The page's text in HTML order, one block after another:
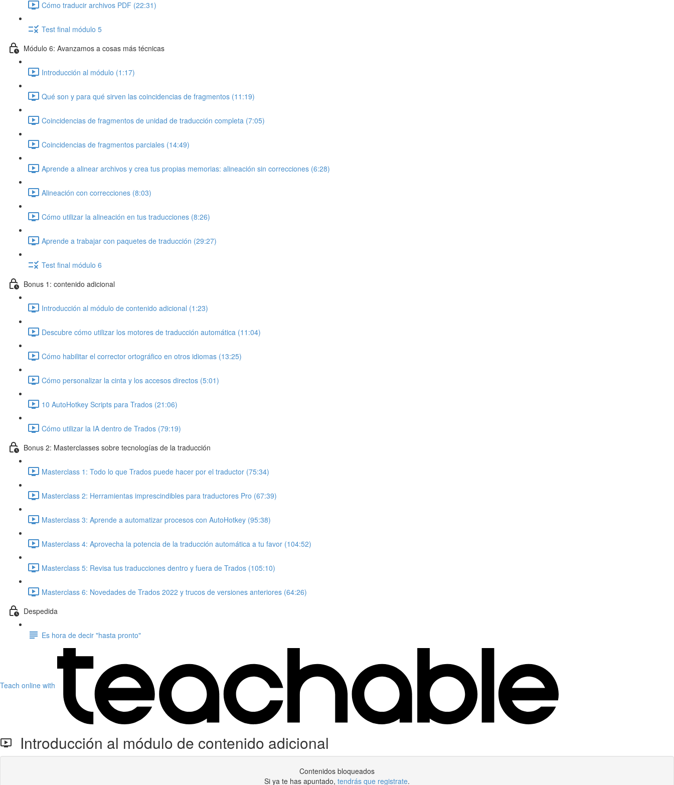
Cómo traducir archivos PDF (22:31)
Test final módulo 5
Módulo 6: Avanzamos a cosas más técnicas
Introducción al módulo (1:17)
Qué son y para qué sirven las coincidencias de fragmentos (11:19)
Coincidencias de fragmentos de unidad de traducción completa (7:05)
Coincidencias de fragmentos parciales (14:49)
Aprende a alinear archivos y crea tus propias memorias: alineación sin correcciones (6:28)
Alineación con correcciones (8:03)
Cómo utilizar la alineación en tus traducciones (8:26)
Aprende a trabajar con paquetes de traducción (29:27)
Test final módulo 6
Bonus 1: contenido adicional
Introducción al módulo de contenido adicional (1:23)
Descubre cómo utilizar los motores de traducción automática (11:04)
Cómo habilitar el corrector ortográfico en otros idiomas (13:25)
Cómo personalizar la cinta y los accesos directos (5:01)
10 AutoHotkey Scripts para Trados (21:06)
Cómo utilizar la IA dentro de Trados (79:19)
Bonus 2: Masterclasses sobre tecnologías de la traducción
Masterclass 1: Todo lo que Trados puede hacer por el traductor (75:34)
Masterclass 2: Herramientas imprescindibles para traductores Pro (67:39)
Masterclass 3: Aprende a automatizar procesos con AutoHotkey (95:38)
Masterclass 4: Aprovecha la potencia de la traducción automática a tu favor (104:52)
Masterclass 5: Revisa tus traducciones dentro y fuera de Trados (105:10)
Masterclass 6: Novedades de Trados 2022 y trucos de versiones anteriores (64:26)
Despedida
Es hora de decir "hasta pronto"
Teach online with
Introducción al módulo de contenido adicional
Contenidos bloqueados
Si ya te has apuntado, tendrás que registrate.